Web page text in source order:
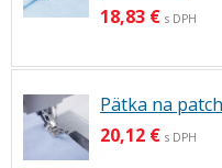
18,83 € s DPH
Pätka na
20,12 € s DPH